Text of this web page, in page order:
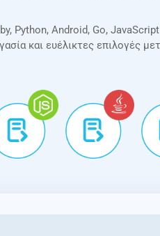
Python, Android, Go, JavaScript
και ευέλικτες επιλογές